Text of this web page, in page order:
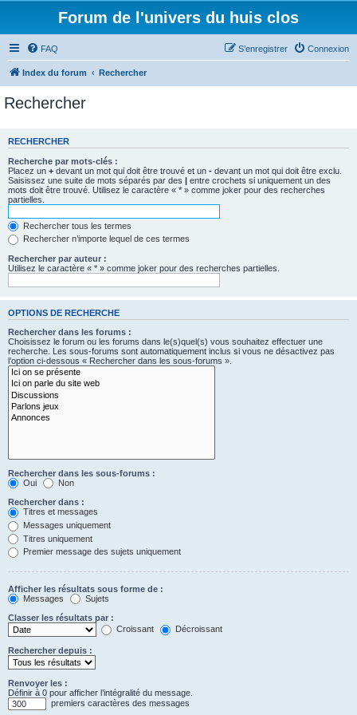
Forum de l'univers du huis clos
FAQ Connexion
S’enregistrer
Index du forum Rechercher
Rechercher
RECHERCHER
Recherche par mots-clés :
Placez un + devant un mot qui doit être trouvé et un - devant un mot qui doit être exclu.
Saisissez une suite de mots séparés par des | entre crochets si uniquement un des
mots doit être trouvé. Utilisez le caractère « * » comme joker pour des recherches
partielles.
Rechercher tous les termes
Rechercher n’importe lequel de ces termes
Rechercher par auteur :
Utilisez le caractère « * » comme joker pour des recherches partielles.
OPTIONS DE RECHERCHE
Rechercher dans les forums :
Choisissez le forum ou les forums dans le(s)quel(s) vous souhaitez effectuer une
recherche. Les sous-forums sont automatiquement inclus si vous ne désactivez pas
l’option ci-dessous « Rechercher dans les sous-forums ».
Rechercher dans les sous-forums :
Oui
Non
Rechercher dans :
Titres et messages
Messages uniquement
Titres uniquement
Premier message des sujets uniquement
Afficher les résultats sous forme de :
Messages
Sujets
Classer les résultats par :
Croissant
Décroissant
Rechercher depuis :
Renvoyer les :
Définir à 0 pour afficher l’intégralité du message.
premiers caractères des messages